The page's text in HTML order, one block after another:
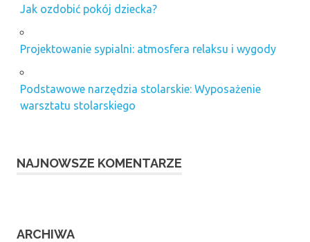
Jak ozdobić pokój dziecka?
Projektowanie sypialni: atmosfera relaksu i wygody
Podstawowe narzędzia stolarskie: Wyposażenie
warsztatu stolarskiego
NAJNOWSZE KOMENTARZE
ARCHIWA